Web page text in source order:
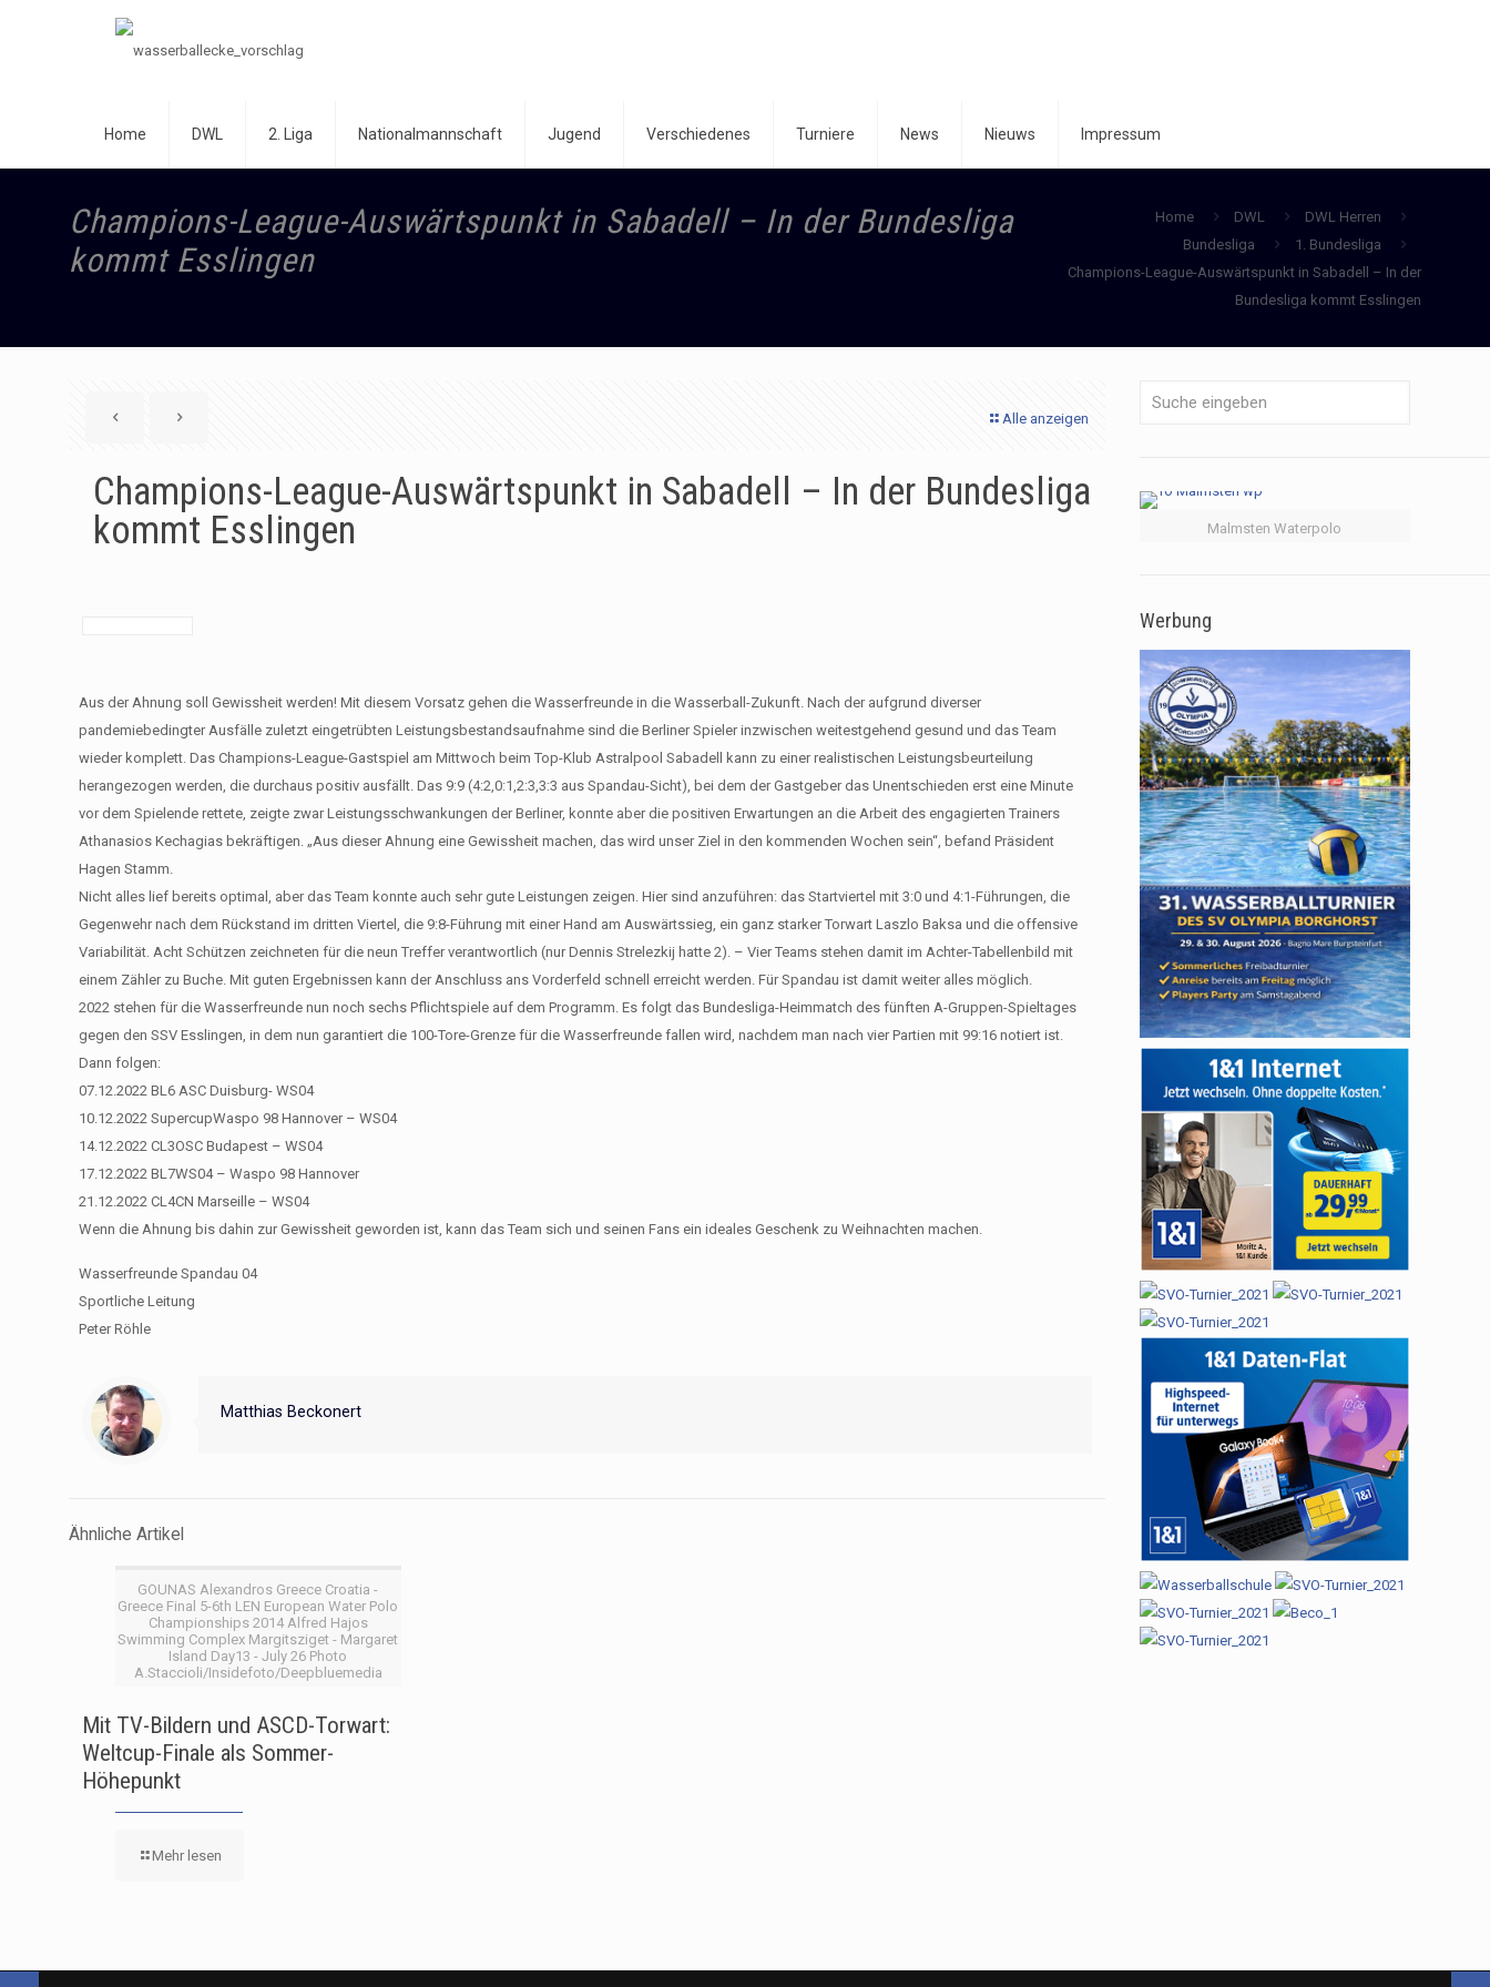
Home DWL 2. Liga Nationalmannschaft Jugend Verschiedenes Turniere News Nieuws Impressum
Champions-League-Auswärtspunkt in Sabadell – In der Bundesliga
kommt Esslingen
Home DWL
DWL Herren
Bundesliga
1. Bundesliga
Champions-League-Auswärtspunkt in Sabadell – In der
Bundesliga kommt Esslingen
Alle anzeigen
Champions-League-Auswärtspunkt in Sabadell – In der Bundesliga
kommt Esslingen
Aus der Ahnung soll Gewissheit werden! Mit diesem Vorsatz gehen die Wasserfreunde in die Wasserball-Zukunft. Nach der aufgrund diverser
pandemiebedingter Ausfälle zuletzt eingetrübten Leistungsbestandsaufnahme sind die Berliner Spieler inzwischen weitestgehend gesund und das Team
wieder komplett. Das Champions-League-Gastspiel am Mittwoch beim Top-Klub Astralpool Sabadell kann zu einer realistischen Leistungsbeurteilung
herangezogen werden, die durchaus positiv ausfällt. Das 9:9 (4:2,0:1,2:3,3:3 aus Spandau-Sicht), bei dem der Gastgeber das Unentschieden erst eine Minute
vor dem Spielende rettete, zeigte zwar Leistungsschwankungen der Berliner, konnte aber die positiven Erwartungen an die Arbeit des engagierten Trainers
Athanasios Kechagias bekräftigen. „Aus dieser Ahnung eine Gewissheit machen, das wird unser Ziel in den kommenden Wochen sein“, befand Präsident
Hagen Stamm.
Nicht alles lief bereits optimal, aber das Team konnte auch sehr gute Leistungen zeigen. Hier sind anzuführen: das Startviertel mit 3:0 und 4:1-Führungen, die
Gegenwehr nach dem Rückstand im dritten Viertel, die 9:8-Führung mit einer Hand am Auswärtssieg, ein ganz starker Torwart Laszlo Baksa und die offensive
Variabilität. Acht Schützen zeichneten für die neun Treffer verantwortlich (nur Dennis Strelezkij hatte 2). – Vier Teams stehen damit im Achter-Tabellenbild mit
einem Zähler zu Buche. Mit guten Ergebnissen kann der Anschluss ans Vorderfeld schnell erreicht werden. Für Spandau ist damit weiter alles möglich.
2022 stehen für die Wasserfreunde nun noch sechs Pflichtspiele auf dem Programm. Es folgt das Bundesliga-Heimmatch des fünften A-Gruppen-Spieltages
gegen den SSV Esslingen, in dem nun garantiert die 100-Tore-Grenze für die Wasserfreunde fallen wird, nachdem man nach vier Partien mit 99:16 notiert ist.
Dann folgen:
07.12.2022 BL6​​ ASC Duisburg- WS04
10.12.2022 Supercup​​Waspo 98 Hannover – WS04
14.12.2022 CL3​​OSC Budapest – WS04
17.12.2022 BL7​​WS04 – Waspo 98 Hannover
21.12.2022 CL4​​CN Marseille – WS04
Wenn die Ahnung bis dahin zur Gewissheit geworden ist, kann das Team sich und seinen Fans ein ideales Geschenk zu Weihnachten machen.
Wasserfreunde Spandau 04
Sportliche Leitung
Peter Röhle
Matthias Beckonert
Ähnliche Artikel
GOUNAS Alexandros Greece Croatia -
Greece Final 5-6th LEN European Water Polo
Championships 2014 Alfred Hajos
Swimming Complex Margitsziget - Margaret
Island Day13 - July 26 Photo
A.Staccioli/Insidefoto/Deepbluemedia
Mit TV-Bildern und ASCD-Torwart:
Weltcup-Finale als Sommer-
Höhepunkt
Mehr lesen
Malmsten Waterpolo
Werbung